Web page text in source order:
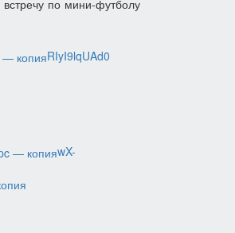
по мини-футболу
RIyI9lqUAd0
wX-